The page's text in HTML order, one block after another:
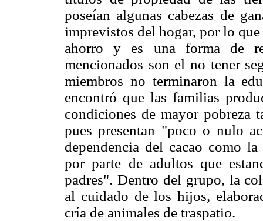
poseían algunas cabezas de
imprevistos del hogar, por lo
ahorro y es una forma de
mencionados son el no tener
miembros no terminaron la
encontró que las familias
condiciones de mayor pobreza
pues presentan "poco o nulo
dependencia del cacao como
por parte de adultos que
padres". Dentro del grupo, la
al cuidado de los hijos,
cría de animales de traspatio.